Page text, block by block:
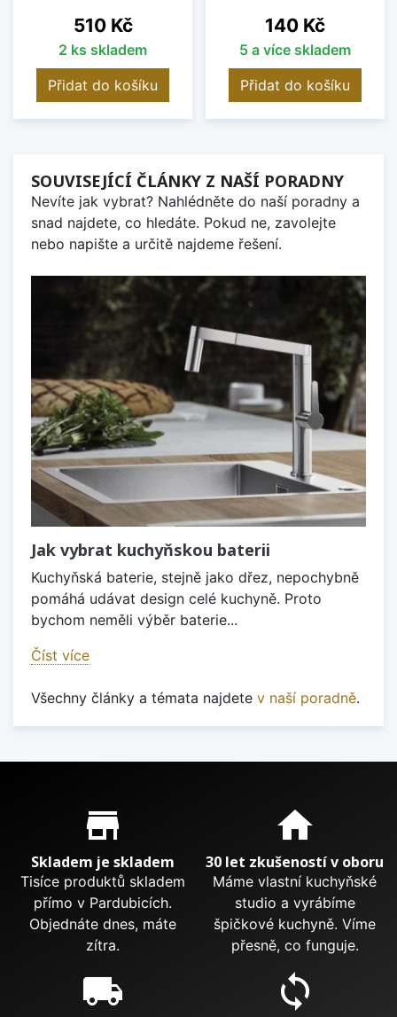
Cena
510 Kč
2 ks skladem
Přidat do košíku
Cena
140 Kč
5 a více skladem
Přidat do košíku
SOUVISEJÍCÍ ČLÁNKY Z NAŠÍ PORADNY
Nevíte jak vybrat? Nahlédněte do naší poradny a
snad najdete, co hledáte. Pokud ne, zavolejte
nebo napište a určitě najdeme řešení.
Jak vybrat kuchyňskou baterii
Kuchyňská baterie, stejně jako dřez, nepochybně
pomáhá udávat design celé kuchyně. Proto
bychom neměli výběr baterie...
Číst více
Všechny články a témata najdete v naší poradně.
Proč nakupovat u nás?
store_mall_directory
Skladem je skladem
Tisíce produktů skladem
přímo v Pardubicích.
Objednáte dnes, máte
zítra.
home
30 let zkušeností v oboru
Máme vlastní kuchyňské
studio a vyrábíme
špičkové kuchyně. Víme
přesně, co funguje.
local_shipping sync